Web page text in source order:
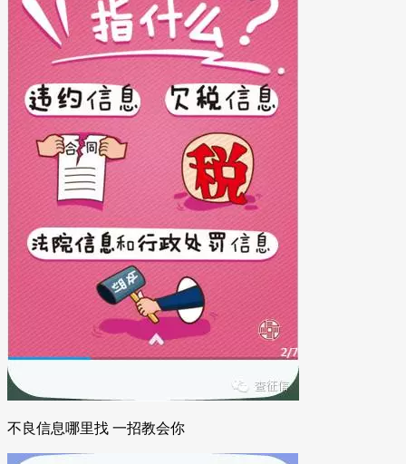
不良信息哪里找 一招教会你